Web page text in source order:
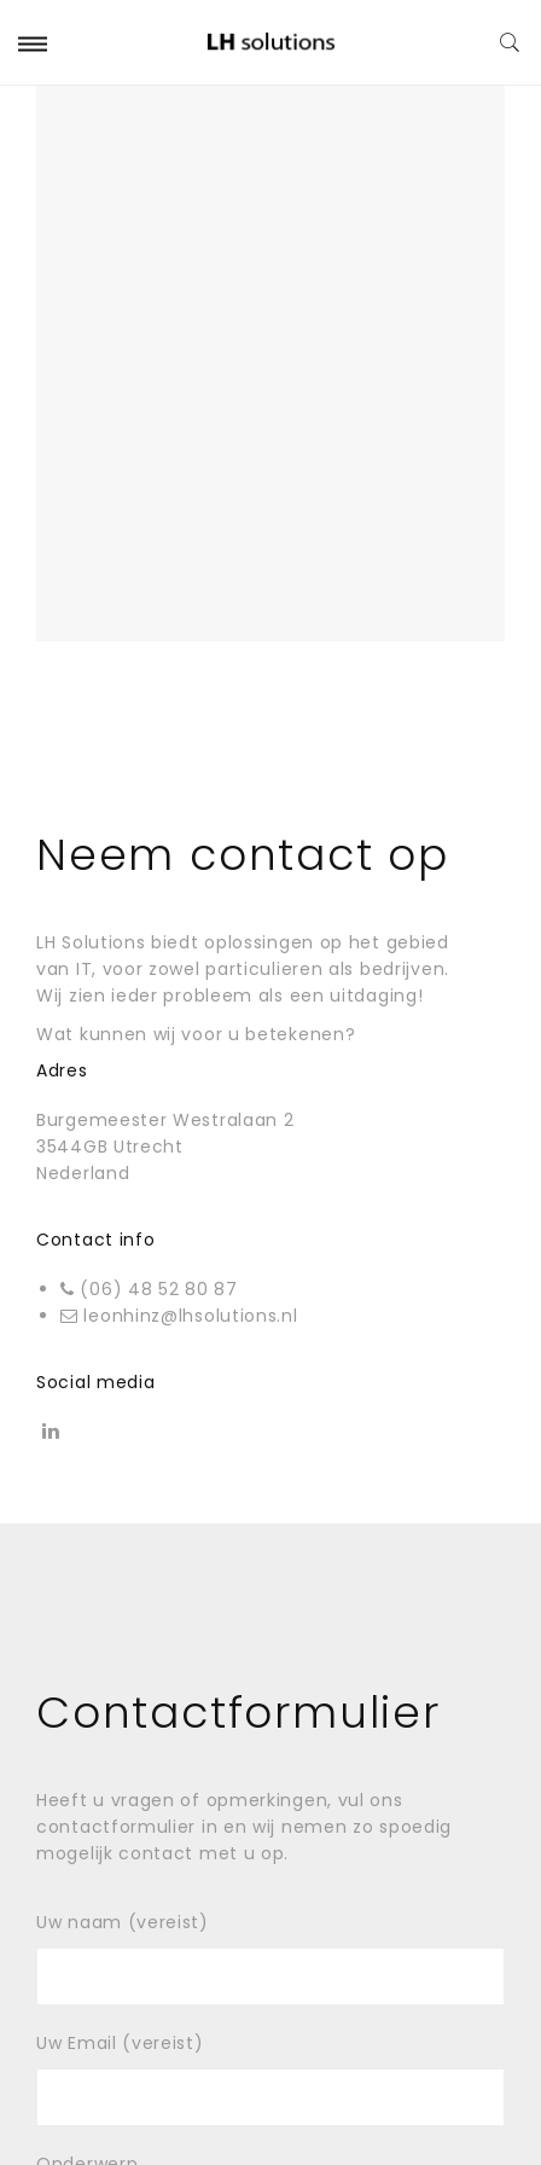
Neem contact op
LH Solutions biedt oplossingen op het gebied
van IT, voor zowel particulieren als bedrijven.
Wij zien ieder probleem als een uitdaging!
Wat kunnen wij voor u betekenen?
Adres
Burgemeester Westralaan 2
3544GB Utrecht
Nederland
Contact info
(06) 48 52 80 87
leonhinz@lhsolutions.nl
Social media
Contactformulier
Heeft u vragen of opmerkingen, vul ons
contactformulier in en wij nemen zo spoedig
mogelijk contact met u op.
Uw naam (vereist)
Uw Email (vereist)